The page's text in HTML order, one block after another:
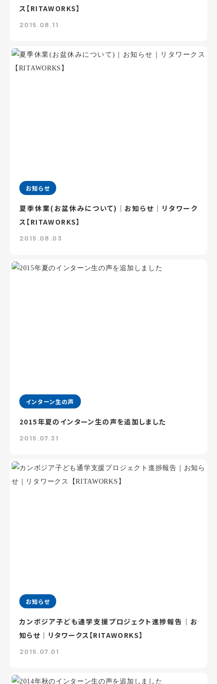
ス【RITAWORKS】
2015.08.11
お知らせ
夏季休業(お盆休みについて)｜お知らせ｜リタワーク
ス【RITAWORKS】
2015.08.03
インターン生の声
2015年夏のインターン生の声を追加しました
2015.07.31
お知らせ
カンボジア子ども通学支援プロジェクト進捗報告｜お
知らせ｜リタワークス【RITAWORKS】
2015.07.01